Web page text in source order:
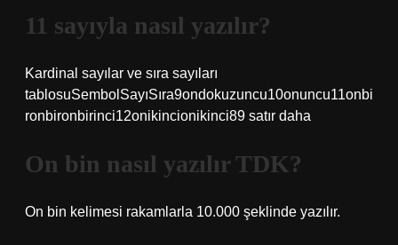
11 sayıyla nasıl yazılır?
Kardinal sayılar ve sıra sayıları
tablosuSembolSayıSıra9ondokuzuncu10onuncu11onbi
ronbironbirinci12onikincionikinci89 satır daha
On bin nasıl yazılır TDK?
On bin kelimesi rakamlarla 10.000 şeklinde yazılır.